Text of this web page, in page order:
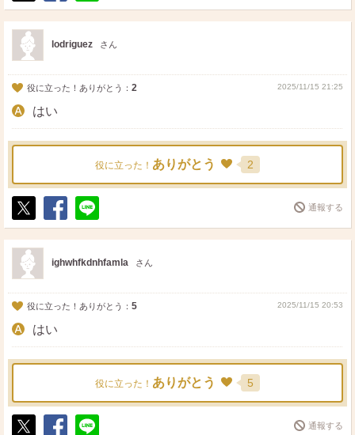
ポ
ス
ト
シ
ェ
送
る
lodriguez さん
役に立った！ありがとう： 2 2025/11/15 21:25
はい
役に立った！ ありがとう 2
ポ
ス
ト
シ
ェ
送
る
通報する
ighwhfkdnhfamla さん
役に立った！ありがとう： 5 2025/11/15 20:53
はい
役に立った！ ありがとう 5
通報する